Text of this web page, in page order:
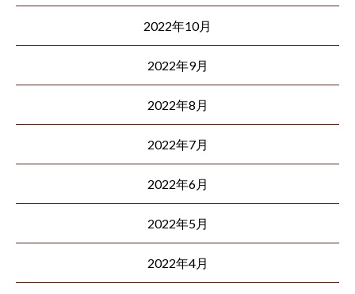
2022年10月
2022年9月
2022年8月
2022年7月
2022年6月
2022年5月
2022年4月